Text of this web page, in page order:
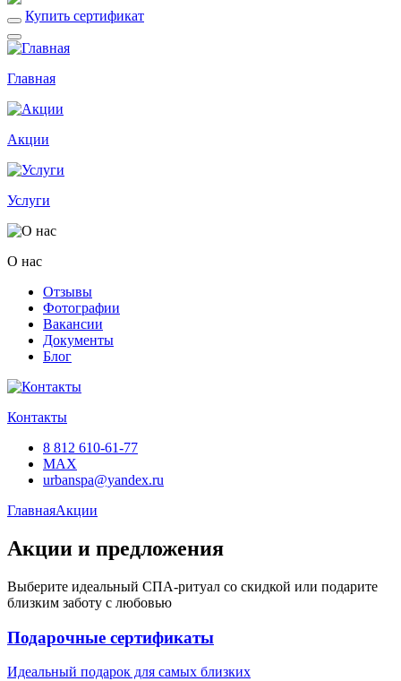
Купить сертификат
Главная
Акции
Услуги
О нас
Отзывы
Фотографии
Вакансии
Документы
Блог
Контакты
8 812 610-61-77
MAX
urbanspa@yandex.ru
ГлавнаяАкции
Акции и предложения
Выберите идеальный СПА-ритуал со скидкой или подарите
близким заботу с любовью
Подарочные сертификаты
Идеальный подарок для самых близких